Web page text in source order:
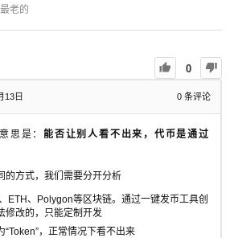
最老的
0
13日 0 条评论
思是：能否让别人看不出来，代币是通过
的方式，我们需要分开分析
ETH、Polygon等区块链。通过一键发币工具创
修改的，只能定制开发
“Token”，正常情况下看不出来